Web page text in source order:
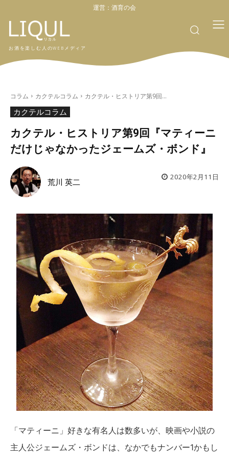
運営： 酒育の会
お酒を楽しむ人のWEBメディア
コラム カクテルコラム カクテル・ヒストリア第9回...
カクテルコラム
カクテル・ヒストリア第9回『マティーニ
だけじゃなかったジェームズ・ボンド』
荒川 英二 2020年2月11日
「マティーニ」好きな有名人は数多いが、映画や小説の
主人公ジェームズ・ボンドは、なかでもナンバー1かもし